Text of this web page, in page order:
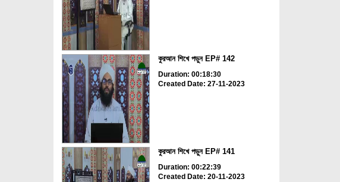
কুরআন শিখে পড়ুন EP# 142
Duration: 00:18:30
Created Date: 27-11-2023
কুরআন শিখে পড়ুন EP# 141
Duration: 00:22:39
Created Date: 20-11-2023